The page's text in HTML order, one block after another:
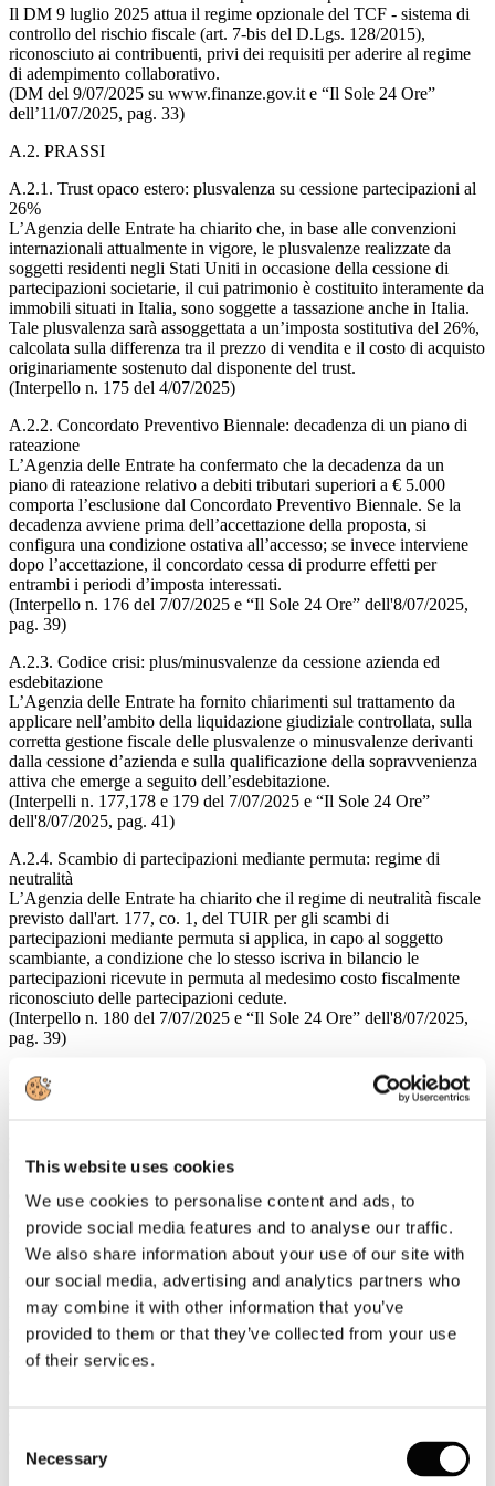
This website uses cookies
We use cookies to personalise content and ads, to
provide social media features and to analyse our traffic.
We also share information about your use of our site with
our social media, advertising and analytics partners who
may combine it with other information that you’ve
provided to them or that they’ve collected from your use
of their services.
Selection
Necessary
Il DM 9 luglio 2025 attua il regime opzionale del TCF - sistema di
controllo del rischio fiscale (art. 7-bis del D.Lgs. 128/2015),
riconosciuto ai contribuenti, privi dei requisiti per aderire al regime
di adempimento collaborativo.
(DM del 9/07/2025 su www.finanze.gov.it e “Il Sole 24 Ore”
dell’11/07/2025, pag. 33)
A.2. PRASSI
A.2.1. Trust opaco estero: plusvalenza su cessione partecipazioni al
26%
L’Agenzia delle Entrate ha chiarito che, in base alle convenzioni
internazionali attualmente in vigore, le plusvalenze realizzate da
soggetti residenti negli Stati Uniti in occasione della cessione di
partecipazioni societarie, il cui patrimonio è costituito interamente da
immobili situati in Italia, sono soggette a tassazione anche in Italia.
Tale plusvalenza sarà assoggettata a un’imposta sostitutiva del 26%,
calcolata sulla differenza tra il prezzo di vendita e il costo di acquisto
originariamente sostenuto dal disponente del trust.
(Interpello n. 175 del 4/07/2025)
A.2.2. Concordato Preventivo Biennale: decadenza di un piano di
rateazione
L’Agenzia delle Entrate ha confermato che la decadenza da un
piano di rateazione relativo a debiti tributari superiori a € 5.000
comporta l’esclusione dal Concordato Preventivo Biennale. Se la
decadenza avviene prima dell’accettazione della proposta, si
configura una condizione ostativa all’accesso; se invece interviene
dopo l’accettazione, il concordato cessa di produrre effetti per
entrambi i periodi d’imposta interessati.
(Interpello n. 176 del 7/07/2025 e “Il Sole 24 Ore” dell'8/07/2025,
pag. 39)
A.2.3. Codice crisi: plus/minusvalenze da cessione azienda ed
esdebitazione
L’Agenzia delle Entrate ha fornito chiarimenti sul trattamento da
applicare nell’ambito della liquidazione giudiziale controllata, sulla
corretta gestione fiscale delle plusvalenze o minusvalenze derivanti
dalla cessione d’azienda e sulla qualificazione della sopravvenienza
attiva che emerge a seguito dell’esdebitazione.
(Interpelli n. 177,178 e 179 del 7/07/2025 e “Il Sole 24 Ore”
dell'8/07/2025, pag. 41)
A.2.4. Scambio di partecipazioni mediante permuta: regime di
neutralità
L’Agenzia delle Entrate ha chiarito che il regime di neutralità fiscale
previsto dall'art. 177, co. 1, del TUIR per gli scambi di
partecipazioni mediante permuta si applica, in capo al soggetto
scambiante, a condizione che lo stesso iscriva in bilancio le
partecipazioni ricevute in permuta al medesimo costo fiscalmente
riconosciuto delle partecipazioni cedute.
(Interpello n. 180 del 7/07/2025 e “Il Sole 24 Ore” dell'8/07/2025,
pag. 39)
A.2.5. Forfettario ammesso se non applicato il regime del margine in
passato
farlo anche se decide di avviare una nuova attività soggetta al regime
del margine.
(Interpello n. 181 del 7/07/2025 e “Il Sole 24 Ore” dell'8/07/2025,
pag. 38)
A.2.6. Rinuncia dei soci ai dividendi: trattamento fiscale e incasso
giuridico
L’Agenzia delle Entrate ha ribadito che la rinuncia ai dividendi da
parte di soci persone fisiche non imprenditori non genera una
sopravvenienza attiva per la società. Tuttavia, poiché il diritto al
dividendo nasce con la delibera assembleare, tali somme si
(Interpello n. 182 dell’8/07/2025)